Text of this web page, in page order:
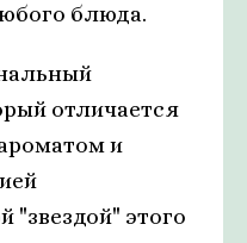
блюда.
отличается
и
"звездой" этого